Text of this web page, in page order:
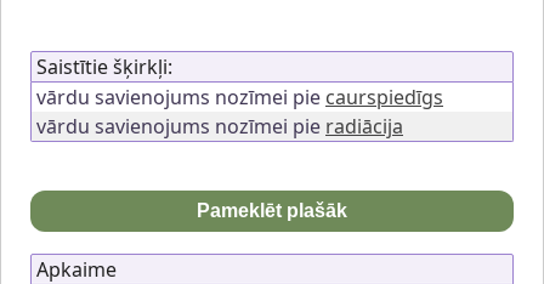
Saistītie šķirkļi:
vārdu savienojums nozīmei pie caurspiedīgs
vārdu savienojums nozīmei pie radiācija
Pameklēt plašāk
Apkaime